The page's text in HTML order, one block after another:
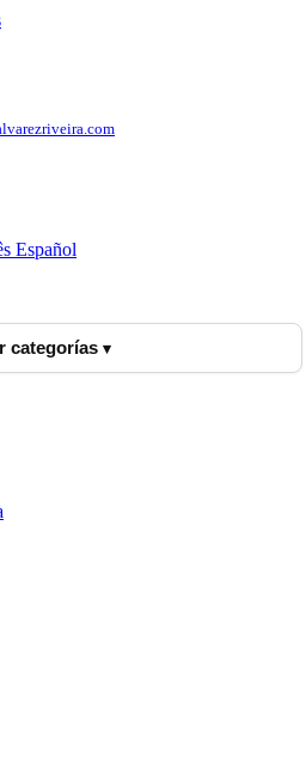
Español
categorías